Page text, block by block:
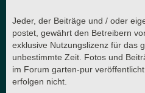
Jeder, der Beiträge und / oder
postet, gewährt den Betreibern
exklusive Nutzungslizenz für das
unbestimmte Zeit. Fotos und
im Forum garten-pur
erfolgen nicht.